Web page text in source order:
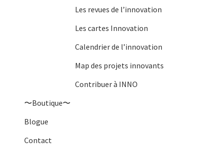
Les revues de l’innovation
Les cartes Innovation
Calendrier de l’innovation
Map des projets innovants
Contribuer à INNO
〜Boutique〜
Blogue
Contact